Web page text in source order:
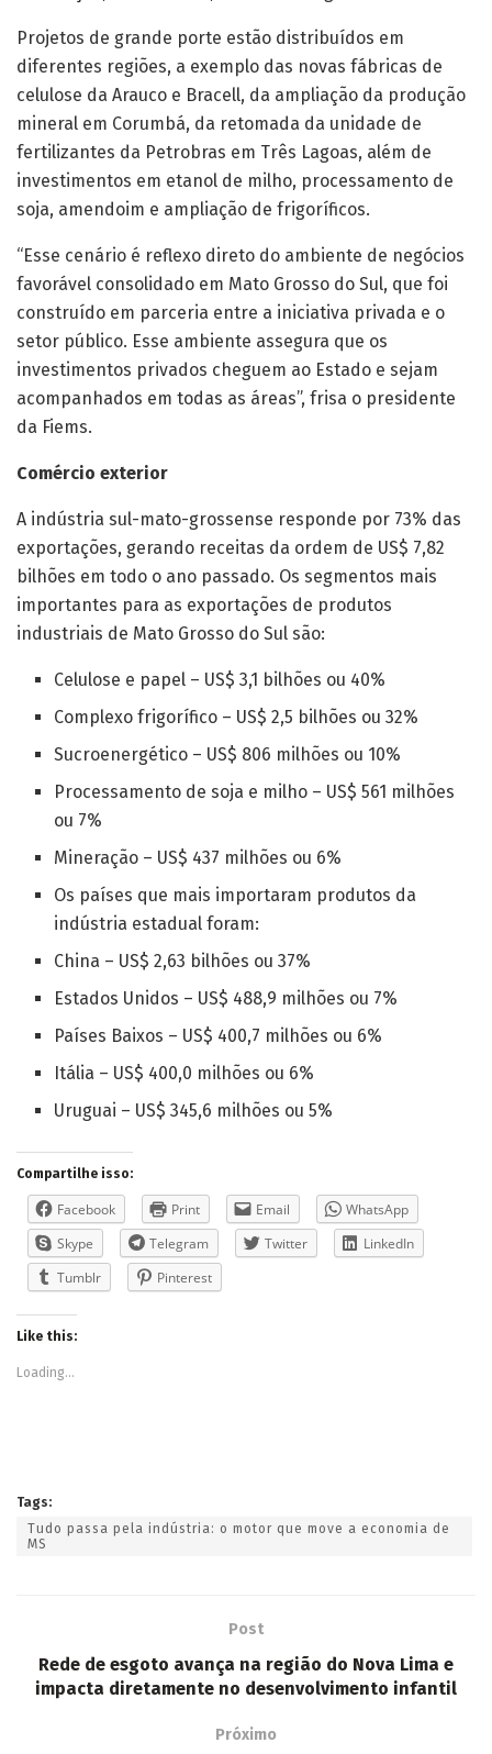
Projetos de grande porte estão distribuídos em
diferentes regiões, a exemplo das novas fábricas de
celulose da Arauco e Bracell, da ampliação da produção
mineral em Corumbá, da retomada da unidade de
fertilizantes da Petrobras em Três Lagoas, além de
investimentos em etanol de milho, processamento de
soja, amendoim e ampliação de frigoríficos.
“Esse cenário é reflexo direto do ambiente de negócios
favorável consolidado em Mato Grosso do Sul, que foi
construído em parceria entre a iniciativa privada e o
setor público. Esse ambiente assegura que os
investimentos privados cheguem ao Estado e sejam
acompanhados em todas as áreas”, frisa o presidente
da Fiems.
Comércio exterior
A indústria sul-mato-grossense responde por 73% das
exportações, gerando receitas da ordem de US$ 7,82
bilhões em todo o ano passado. Os segmentos mais
importantes para as exportações de produtos
industriais de Mato Grosso do Sul são:
Celulose e papel – US$ 3,1 bilhões ou 40%
Complexo frigorífico – US$ 2,5 bilhões ou 32%
Sucroenergético – US$ 806 milhões ou 10%
Processamento de soja e milho – US$ 561 milhões
ou 7%
Mineração – US$ 437 milhões ou 6%
Os países que mais importaram produtos da
indústria estadual foram:
China – US$ 2,63 bilhões ou 37%
Estados Unidos – US$ 488,9 milhões ou 7%
Países Baixos – US$ 400,7 milhões ou 6%
Itália – US$ 400,0 milhões ou 6%
Uruguai – US$ 345,6 milhões ou 5%
Compartilhe isso:
Facebook Print Email
WhatsApp
Skype
Telegram Twitter
LinkedIn
Tumblr
Pinterest
Like this:
Loading...
Tags:
Tudo passa pela indústria: o motor que move a economia de
MS
Post
Rede de esgoto avança na região do Nova Lima e
impacta diretamente no desenvolvimento infantil
Próximo